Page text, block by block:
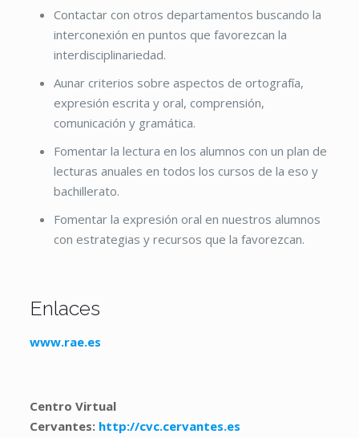
Contactar con otros departamentos buscando la
interconexión en puntos que favorezcan la
interdisciplinariedad.
Aunar criterios sobre aspectos de ortografía,
expresión escrita y oral, comprensión,
comunicación y gramática.
Fomentar la lectura en los alumnos con un plan de
lecturas anuales en todos los cursos de la eso y
bachillerato.
Fomentar la expresión oral en nuestros alumnos
con estrategias y recursos que la favorezcan.
Enlaces
www.rae.es
Centro Virtual
Cervantes: http://cvc.cervantes.es